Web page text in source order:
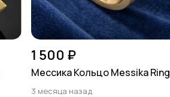
1 500 ₽
Мессика Кольцо Messika Ring
3 месяца назад